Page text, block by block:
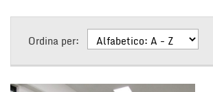
Ordina per: